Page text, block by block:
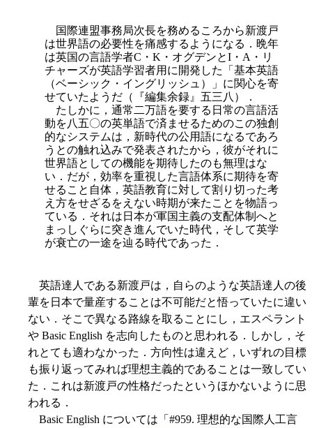
国際連盟事務局次長を務めるころから新渡戸
は世界語の必要性を痛感するようになる．晩年
は英国の言語学者C・K・オグデンとI・A・リ
チャーズが英語学習者用に開発した「基本英語
（ベーシック・イングリッシュ）」に関心を寄
せていたようだ（『編集余録』五三八）．
たしかに，通常二万語を要する日常の言語活
動を八五〇の英単語で済ませるためのこの独創
的なシステムは，新時代の公用語になるであろ
うとの触れ込みで発表されたから，彼がそれに
世界語としての機能を期待したのも無理はな
い．だが，効率を重視した言語体系に期待を寄
せること自体，英語教育に対して割り切った考
え方をせざるをえない時期が来たことを物語っ
ている．それは日本が軍国主義の支配体制へと
まっしぐらに突き進んでいた時代，そして英学
が衰亡の一途を辿る時代であった．
英語達人である新渡戸は，自らのような英語達人の後
輩を日本で量産することは不可能だと悟っていたに違い
ない．そこで異なる路線を取ることにし，エスペラント
や Basic English を志向したものと思われる．しかし，そ
れとても適わなかった．方向性は違えど，いずれの目標
も振り返ってみれば理想主義的であることは一致してい
た．これは新渡戸の性格だったというほかないように思
われる．
Basic English については「#959. 理想的な国際人工言